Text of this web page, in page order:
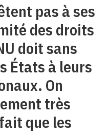
pas à ses
des droits
doit sans
États à leurs
On
très
que les